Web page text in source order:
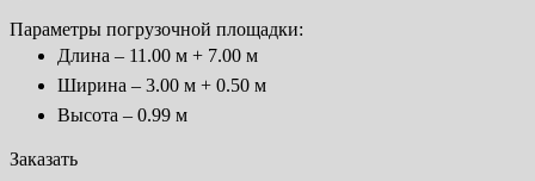
Параметры погрузочной площадки:
Длина – 11.00 м + 7.00 м
Ширина – 3.00 м + 0.50 м
Высота – 0.99 м
Заказать